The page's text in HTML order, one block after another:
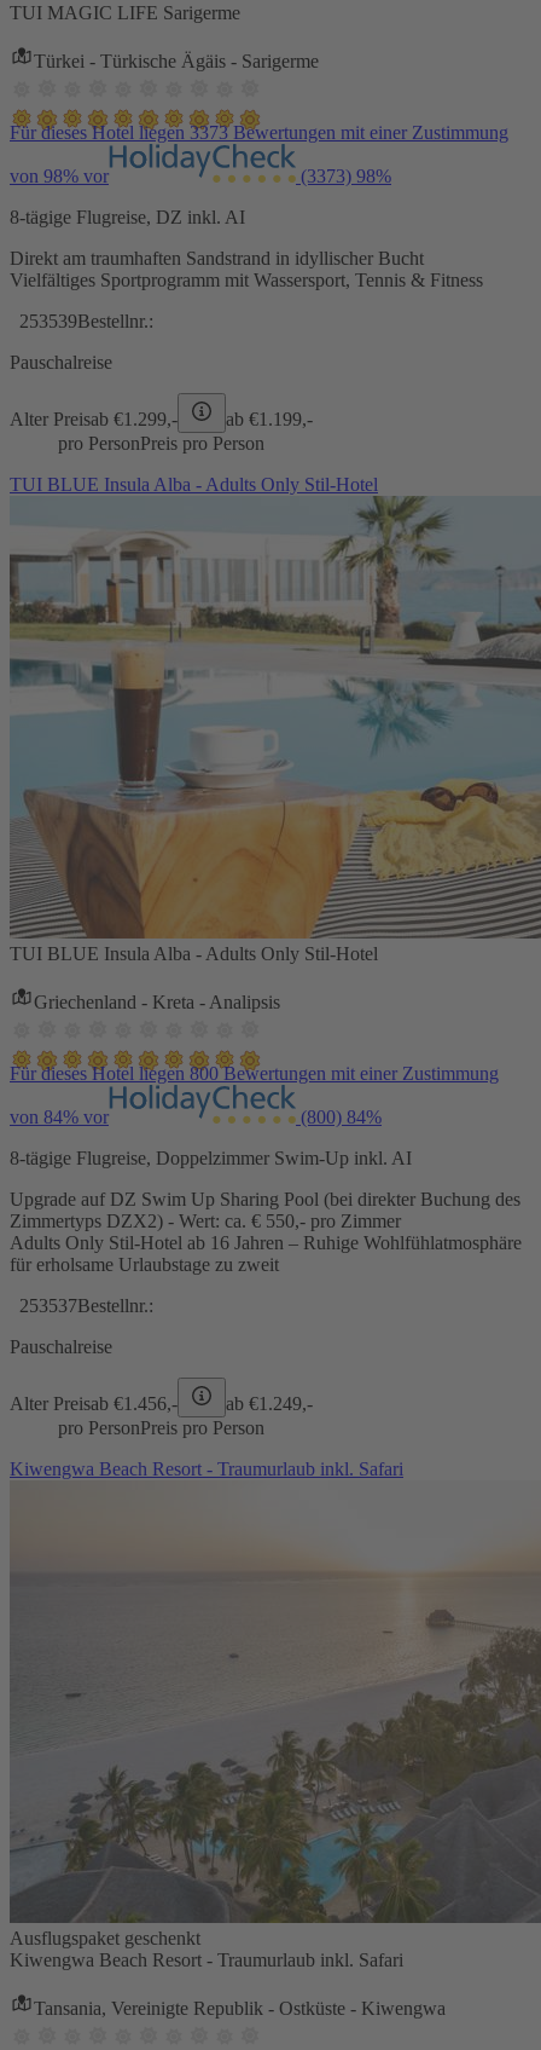
TUI MAGIC LIFE Sarigerme
Türkei - Türkische Ägäis - Sarigerme
Für dieses Hotel liegen 3373 Bewertungen mit einer Zustimmung
von 98% vor (3373) 98%
8-tägige Flugreise, DZ inkl. AI
Direkt am traumhaften Sandstrand in idyllischer Bucht
Vielfältiges Sportprogramm mit Wassersport, Tennis & Fitness
253539Bestellnr.:
Pauschalreise
Alter Preisab €1.299,- ab €1.199,-
pro PersonPreis pro Person
TUI BLUE Insula Alba - Adults Only Stil-Hotel
TUI BLUE Insula Alba - Adults Only Stil-Hotel
Griechenland - Kreta - Analipsis
Für dieses Hotel liegen 800 Bewertungen mit einer Zustimmung
von 84% vor (800) 84%
8-tägige Flugreise, Doppelzimmer Swim-Up inkl. AI
Upgrade auf DZ Swim Up Sharing Pool (bei direkter Buchung des
Zimmertyps DZX2) - Wert: ca. € 550,- pro Zimmer
Adults Only Stil-Hotel ab 16 Jahren – Ruhige Wohlfühlatmosphäre
für erholsame Urlaubstage zu zweit
253537Bestellnr.:
Pauschalreise
Alter Preisab €1.456,- ab €1.249,-
pro PersonPreis pro Person
Kiwengwa Beach Resort - Traumurlaub inkl. Safari
Ausflugspaket geschenkt
Kiwengwa Beach Resort - Traumurlaub inkl. Safari
Tansania, Vereinigte Republik - Ostküste - Kiwengwa